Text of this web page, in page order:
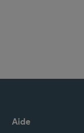
Aide